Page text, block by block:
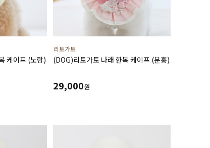
케이프 (노랑)
리토가토
(DOG)리토가토 나래 한복 케이프 (분홍)
29,000원